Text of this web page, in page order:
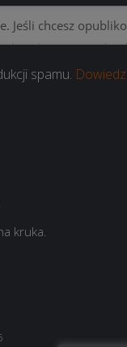
spamu.
kruka.